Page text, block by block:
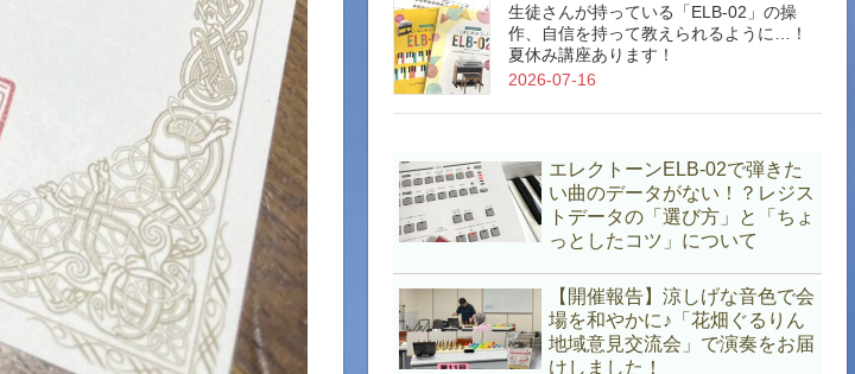
生徒さんが持っている「ELB-02」の操
作、自信を持って教えられるように…！
夏休み講座あります！
2026-07-16
エレクトーンELB-02で弾きた
い曲のデータがない！？レジス
トデータの「選び方」と「ちょ
っとしたコツ」について
【開催報告】涼しげな音色で会
場を和やかに♪「花畑ぐるりん
地域意見交流会」で演奏をお届
けしました！